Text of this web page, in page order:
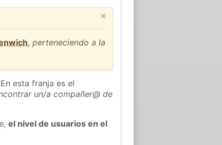
×
,perteneciendo a la
esta franja es el
un/a compañer@ de
el nivel de usuarios en el